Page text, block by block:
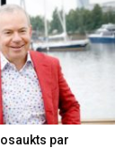
par